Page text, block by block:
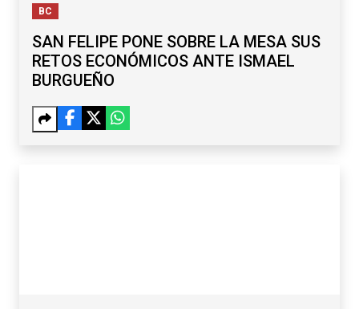
BC
SAN FELIPE PONE SOBRE LA MESA SUS
RETOS ECONÓMICOS ANTE ISMAEL
BURGUEÑO